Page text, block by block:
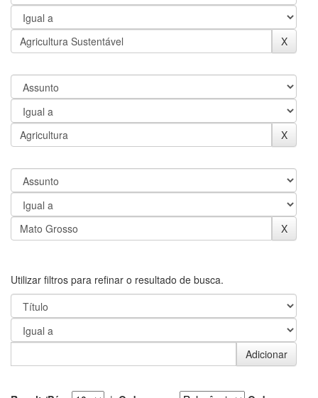
Utilizar filtros para refinar o resultado de busca.